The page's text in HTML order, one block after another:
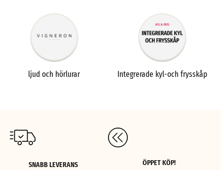
ljud och hörlurar Integrerade kyl-och frysskåp
SNABB LEVERANS ÖPPET KÖP!